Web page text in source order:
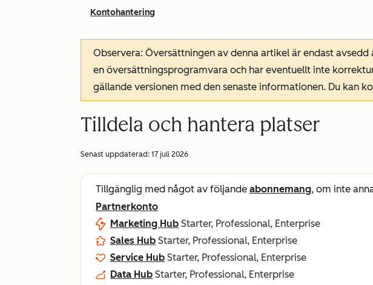
Kontohantering
Observera: Översättningen av denna artikel är endast
en översättningsprogramvara och har eventuellt inte
gällande versionen med den senaste informationen. Du kan
Tilldela och hantera platser
Senast uppdaterad: 17 juli 2026
Tillgänglig med något av följande abonnemang, om inte
Partnerkonto
Marketing Hub Starter, Professional, Enterprise
Sales Hub Starter, Professional, Enterprise
Service Hub Starter, Professional, Enterprise
Data Hub Starter, Professional, Enterprise